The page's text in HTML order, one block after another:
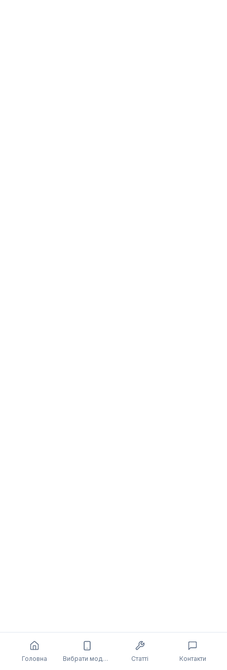
Головна Вибрати модель Статті Контакти